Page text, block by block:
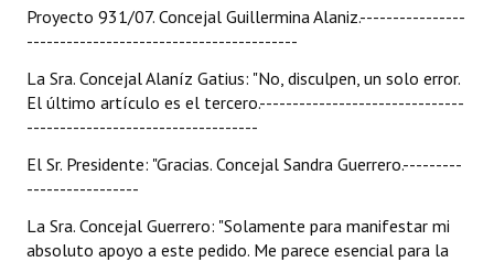
Proyecto 931/07. Concejal Guillermina Alaniz.----------------
-----------------------------------------
La Sra. Concejal Alaníz Gatius: "No, disculpen, un solo error.
El último artículo es el tercero.-------------------------------
-----------------------------------
El Sr. Presidente: "Gracias. Concejal Sandra Guerrero.---------
-----------------
La Sra. Concejal Guerrero: "Solamente para manifestar mi
absoluto apoyo a este pedido. Me parece esencial para la